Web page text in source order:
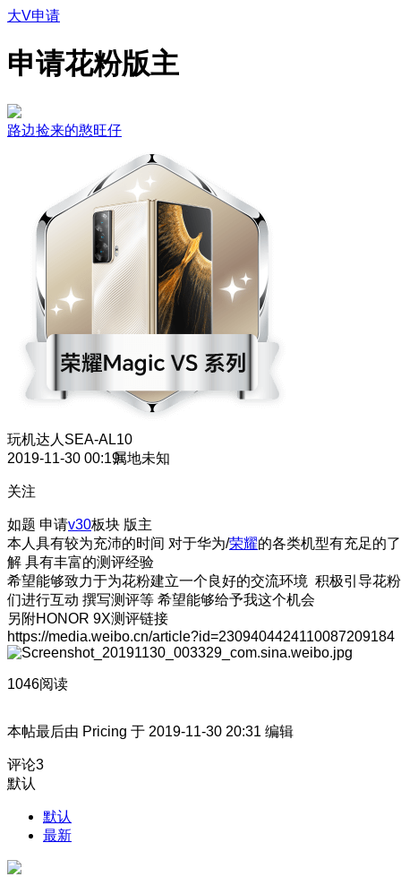
大V申请
申请花粉版主
路边捡来的憨旺仔
玩机达人 SEA-AL10
2019-11-30 00:19属地未知
关注
如题 申请v30板块 版主
本人具有较为充沛的时间 对于华为/荣耀的各类机型有充足的了
解 具有丰富的测评经验
希望能够致力于为花粉建立一个良好的交流环境 积极引导花粉
们进行互动 撰写测评等 希望能够给予我这个机会
另附HONOR 9X测评链接
https://media.weibo.cn/article?id=2309404424110087209184
1046阅读
本帖最后由 Pricing 于 2019-11-30 20:31 编辑
评论3
默认
默认
最新